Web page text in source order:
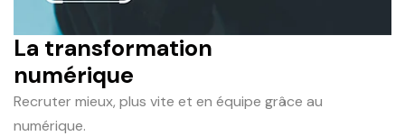
La transformation
numérique
Recruter mieux, plus vite et en équipe grâce au
numérique.